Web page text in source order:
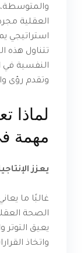
والمتوسطة،
العقلية
استراتيجي
تتناول هذه
النفسية في
وتقدم رؤى
لماذا
مهمة
يعزز
غالبًا ما
الصحة
يعيق التوتر
واتخاذ